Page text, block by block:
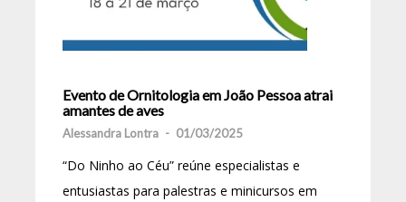
Evento de Ornitologia em João Pessoa atrai
amantes de aves
Alessandra Lontra - 01/03/2025
“Do Ninho ao Céu” reúne especialistas e
entusiastas para palestras e minicursos em